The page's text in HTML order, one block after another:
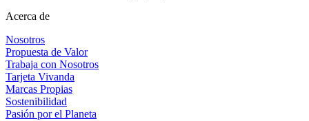
Acerca de
Nosotros
Propuesta de Valor
Trabaja con Nosotros
Tarjeta Vivanda
Marcas Propias
Sostenibilidad
Pasión por el Planeta